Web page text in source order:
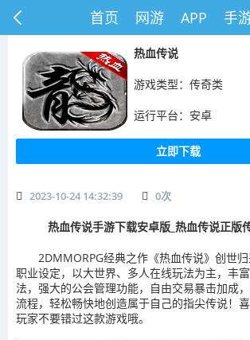
首页 网游 APP 手
热血传说
游戏类型：传奇类
运行平台：安卓
立即下载
2023-10-24 14:32:39 0次
热血传说手游下载安卓版_热血传说正版
2DMMORPG经典之作《热血传说》创世
职业设定，以大世界、多人在线玩法为主，丰
法，强大的公会管理功能，自由交易暴击加成
流程，轻松畅快地创造属于自己的指尖传说！
玩家不要错过这款游戏哦。